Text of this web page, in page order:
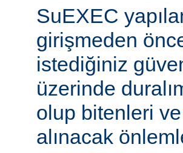
SuEXEC
girişmeden
istediğiniz
üzerinde
olup bitenleri
alınacak